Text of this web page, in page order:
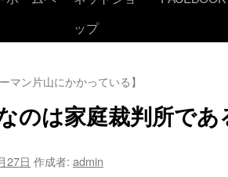
ップ
マン片山にかかっている】
なのは家庭裁判所で
27日 作成者: admin